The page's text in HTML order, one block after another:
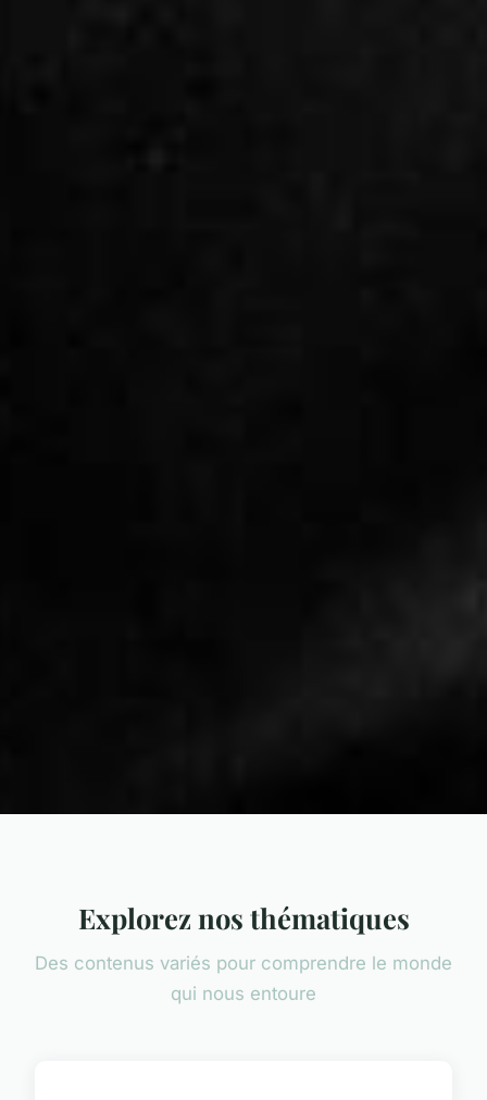
Explorez nos thématiques
Des contenus variés pour comprendre le monde
qui nous entoure